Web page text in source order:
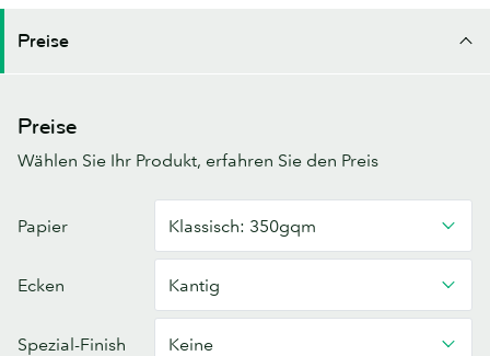
Preise
Preise
Wählen Sie Ihr Produkt, erfahren Sie den Preis
Papier Klassisch: 350gqm
Ecken Kantig
Spezial-Finish Keine